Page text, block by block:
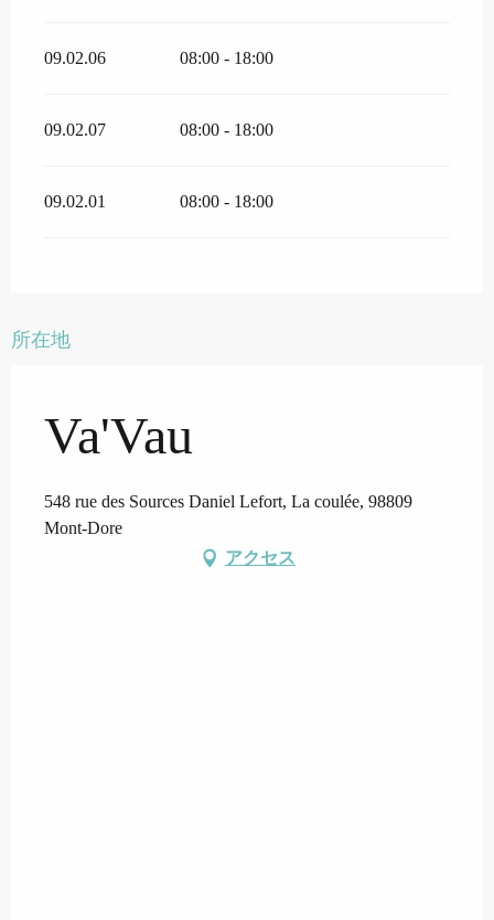
09.02.06 08:00 - 18:00
09.02.07 08:00 - 18:00
09.02.01 08:00 - 18:00
所在地
Va'Vau
548 rue des Sources Daniel Lefort, La coulée, 98809
Mont-Dore
アクセス